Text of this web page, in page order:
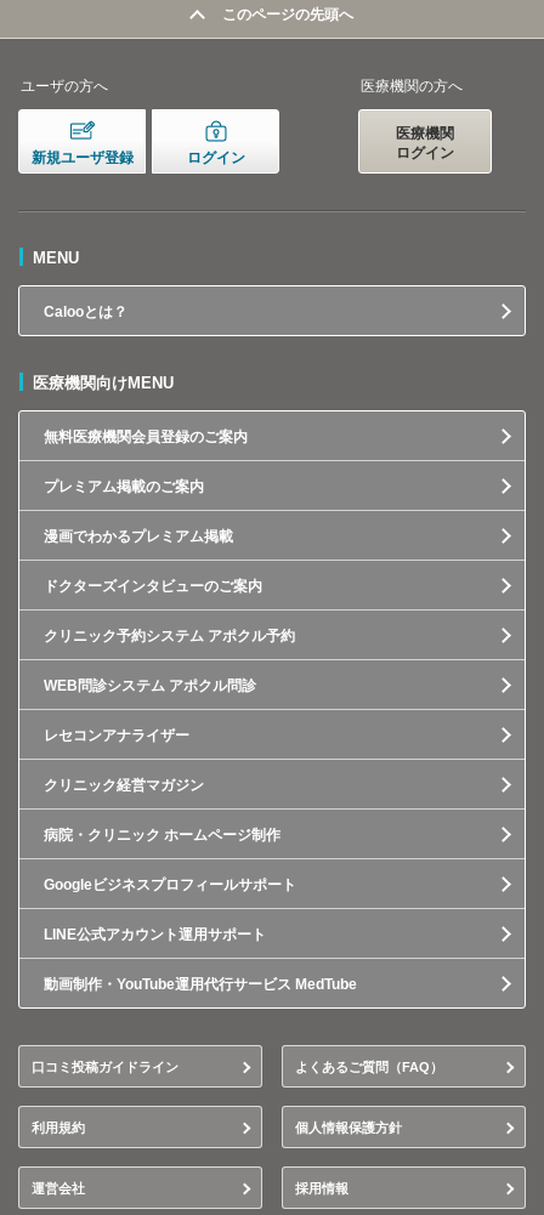
このページの先頭へ
ユーザの方へ
新規ユーザ登録 ログイン
医療機関の方へ
医療機関
ログイン
MENU
Calooとは？
医療機関向けMENU
無料医療機関会員登録のご案内
プレミアム掲載のご案内
漫画でわかるプレミアム掲載
ドクターズインタビューのご案内
クリニック予約システム アポクル予約
WEB問診システム アポクル問診
レセコンアナライザー
クリニック経営マガジン
病院・クリニック ホームページ制作
Googleビジネスプロフィールサポート
LINE公式アカウント運用サポート
動画制作・YouTube運用代行サービス MedTube
口コミ投稿ガイドライン よくあるご質問（FAQ）
利用規約 個人情報保護方針
運営会社 採用情報